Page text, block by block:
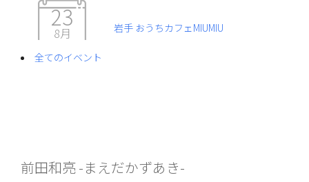
23
8月 岩手 おうちカフェMIUMIU
全てのイベント
前田和亮 -まえだかずあき-